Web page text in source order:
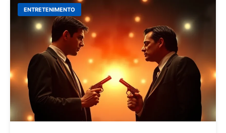
ENTRETENIMENTO